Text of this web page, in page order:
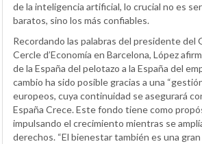
de la inteligencia artificial, lo crucial no es
baratos, sino los más confiables.
Recordando las palabras del presidente del
Cercle d’Economía en Barcelona, López
de la España del pelotazo a la España del
cambio ha sido posible gracias a una
europeos, cuya continuidad se asegurará
España Crece. Este fondo tiene como
impulsando el crecimiento mientras se
derechos. “El bienestar también es una